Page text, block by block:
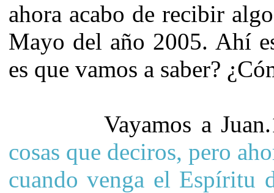
ahora acabo de recibir
Mayo del año 2005. Ahí
es que vamos a saber?
Vayamos a
cosas que deciros, pero
cuando venga el Espíritu